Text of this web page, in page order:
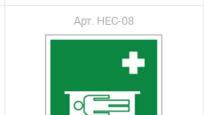
Арт. НЕС-08